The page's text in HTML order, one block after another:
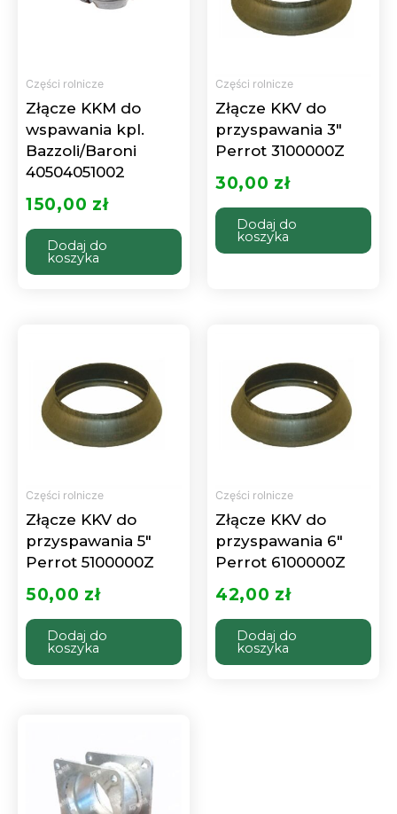
Części rolnicze
Złącze KKM do
wspawania kpl.
Bazzoli/Baroni
40504051002
150,00 zł
Dodaj do
koszyka
Części rolnicze
Złącze KKV do
przyspawania 3″
Perrot 3100000Z
30,00 zł
Dodaj do
koszyka
Części rolnicze
Złącze KKV do
przyspawania 5″
Perrot 5100000Z
50,00 zł
Dodaj do
koszyka
Części rolnicze
Złącze KKV do
przyspawania 6″
Perrot 6100000Z
42,00 zł
Dodaj do
koszyka